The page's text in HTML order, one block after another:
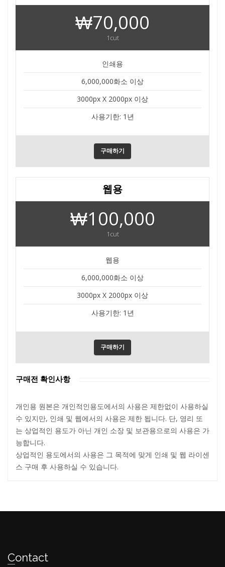
₩70,000
1cut
인쇄용
6,000,000화소 이상
3000px X 2000px 이상
사용기한: 1년
구매하기
웹용
₩100,000
1cut
웹용
6,000,000화소 이상
3000px X 2000px 이상
사용기한: 1년
구매하기
구매전 확인사항
개인용 원본은 개인적인용도에서의 사용은 제한없이 사용하실
수 있지만, 인쇄 및 웹에서의 사용은 제한 됩니다. 단, 영리 또
는 상업적인 용도가 아닌 개인 소장 및 보관용으로의 사용은 가
능합니다.
상업적인 용도에서의 사용은 그 목적에 맞게 인쇄 및 웹 라이센
스 구매 후 사용하실 수 있습니다.
Contact